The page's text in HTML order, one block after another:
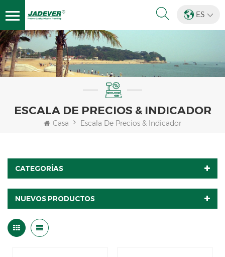
ES
ESCALA DE PRECIOS & INDICADOR
Casa Escala De Precios & Indicador
CATEGORÍAS
NUEVOS PRODUCTOS